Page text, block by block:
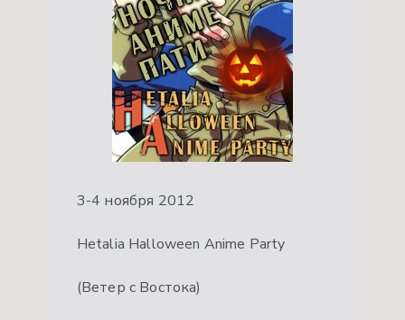
3-4 ноября 2012
Hetalia Halloween Anime Party
(Ветер с Востока)